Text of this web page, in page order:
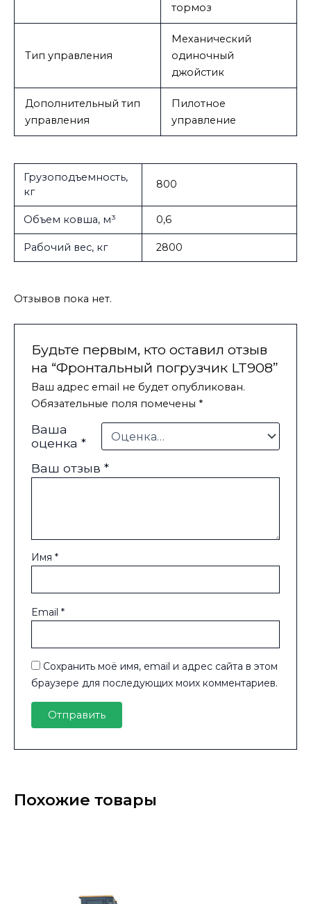
тормоз
Тип управления
Механический
одиночный
джойстик
Дополнительный тип
управления
Пилотное
управление
Грузоподъемность,
кг
800
Объем ковша, м³ 0,6
Рабочий вес, кг 2800
Отзывов пока нет.
Будьте первым, кто оставил отзыв
на “Фронтальный погрузчик LT908”
Ваш адрес email не будет опубликован.
Обязательные поля помечены *
Ваша
оценка*
Ваш отзыв*
Имя*
Email*
Сохранить моё имя, email и адрес сайта в этом
браузере для последующих моих комментариев.
Похожие товары